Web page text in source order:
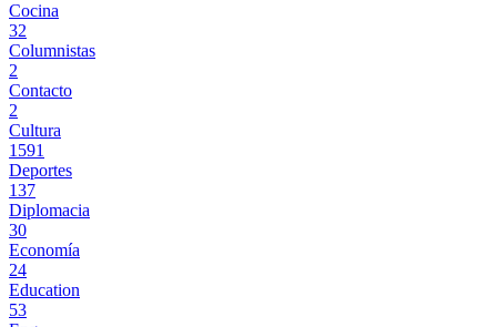
Cocina
32
Columnistas
2
Contacto
2
Cultura
1591
Deportes
137
Diplomacia
30
Economía
24
Education
53